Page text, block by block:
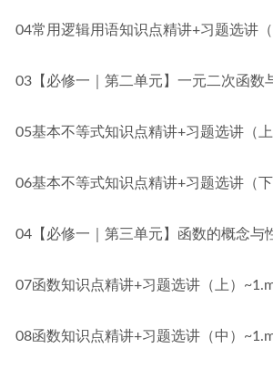
04常用逻辑用语知识点精讲+习题选讲
03【必修一｜第二单元】一元二次函数
05基本不等式知识点精讲+习题选讲（
06基本不等式知识点精讲+习题选讲（
04【必修一｜第三单元】函数的概念与
07函数知识点精讲+习题选讲（上）
08函数知识点精讲+习题选讲（中）